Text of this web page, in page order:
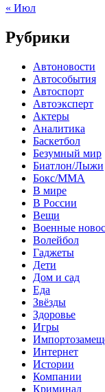
« Июл
Рубрики
Автоновости
Автособытия
Автоспорт
Автоэксперт
Актеры
Аналитика
Баскетбол
Безумный мир
Биатлон/Лыжи
Бокс/MMA
В мире
В России
Вещи
Военные
Волейбол
Гаджеты
Дети
Дом и сад
Еда
Звёзды
Здоровье
Игры
Интернет
Истории
Компании
Криминал